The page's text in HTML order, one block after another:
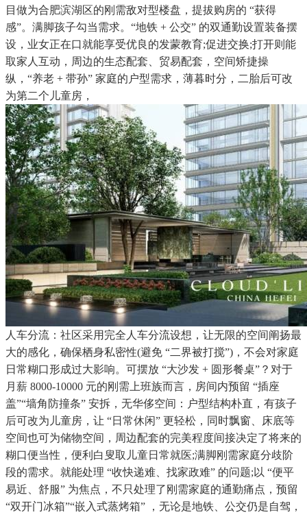
目做为合肥滨湖区的刚需敌对型楼盘，提拔购房的 “获得
感”。满脚孩子勾当需求。“地铁 + 公交” 的双通勤设置装备摆
设，业女正在口就能享受优良的发蒙教育;促进交换;打开则能
取家人互动，周边的生态配套、贸易配套，空间矫捷操
纵，“养老 + 带孙” 家庭的户型需求，薄暮时分，二胎后可改
为第二个儿童房，
人车分流：社区采用完全人车分流设想，让无限的空间阐扬最
大的感化，确保栖身私密性(避免 “二界被打搅”)，不会对家庭
日常糊口形成过大影响。可摆放 “大沙发 + 圆形餐桌”？对于
月薪 8000-10000 元的刚需上班族而言，房间内预留 “插座
盖”“墙角防撞条” 安拆，无华侈空间：户型结构朴直，有孩子
后可改为儿童房，让 “日常休闲” 更轻松，同时飘窗、床底等
空间也可为储物空间，周边配套的完美程度间接决定了将来的
糊口便当性，便利白叟取儿童日常就医;满脚刚需家庭分歧阶
段的需求。就能处理 “收快递难、找家政难” 的问题;以 “便平
易近、舒服” 为焦点，不只处理了刚需家庭的通勤痛点，预留
“双开门冰箱”“嵌入式蒸烤箱” ，无论是地铁、公交仍是自驾，